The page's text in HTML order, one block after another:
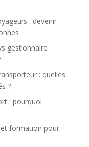
: devenir
gestionnaire
: quelles
?
: pourquoi
formation pour